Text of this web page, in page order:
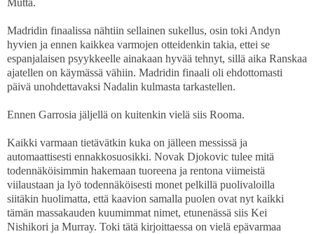
Mutta.
Madridin finaalissa nähtiin sellainen sukellus, osin toki Andyn
hyvien ja ennen kaikkea varmojen otteidenkin takia, ettei se
espanjalaisen psyykkeelle ainakaan hyvää tehnyt, sillä aika Ranskaa
ajatellen on käymässä vähiin. Madridin finaali oli ehdottomasti
päivä unohdettavaksi Nadalin kulmasta tarkastellen.
Ennen Garrosia jäljellä on kuitenkin vielä siis Rooma.
Kaikki varmaan tietävätkin kuka on jälleen messissä ja
automaattisesti ennakkosuosikki. Novak Djokovic tulee mitä
todennäköisimmin hakemaan tuoreena ja rentona viimeistä
viilaustaan ja lyö todennäköisesti monet pelkillä puolivaloilla
siitäkin huolimatta, että kaavion samalla puolen ovat nyt kaikki
tämän massakauden kuumimmat nimet, etunenässä siis Kei
Nishikori ja Murray. Toki tätä kirjoittaessa on vielä epävarmaa